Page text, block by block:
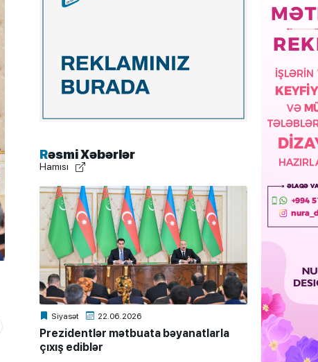
Rəsmi Xəbərlər
Hamısı
Siyasət 22.06.2026
Prezidentlər mətbuata bəyanatlarla
çıxış ediblər